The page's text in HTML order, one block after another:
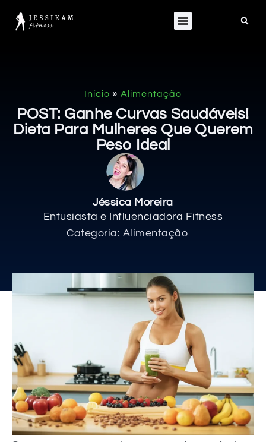
Início »Alimentação
POST: Ganhe Curvas Saudáveis!
Dieta Para Mulheres Que Querem
Peso Ideal
Jéssica Moreira
Entusiasta e Influenciadora Fitness
Categoria: Alimentação